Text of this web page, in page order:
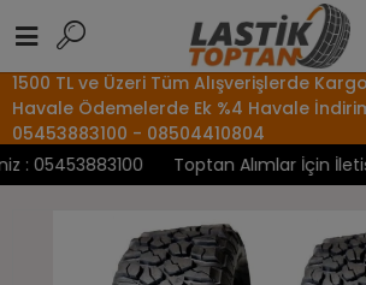
1500 TL ve Üzeri Tüm Alışverişlerde
Havale Ödemelerde Ek %4 Havale
05453883100 - 08504410804
05453883100
Toptan Alımlar İçin